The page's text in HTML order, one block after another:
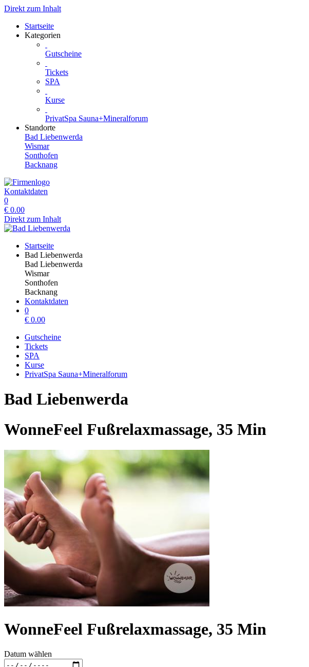
Direkt zum Inhalt
Startseite
Kategorien
Gutscheine
Tickets
SPA
Kurse
PrivatSpa Sauna+Mineralforum
Standorte
Bad Liebenwerda
Wismar
Sonthofen
Backnang
Kontaktdaten
0
€ 0.00
Direkt zum Inhalt
Startseite
Bad Liebenwerda
Bad Liebenwerda
Wismar
Sonthofen
Backnang
Kontaktdaten
0
€ 0.00
Gutscheine
Tickets
SPA
Kurse
PrivatSpa Sauna+Mineralforum
Bad Liebenwerda
WonneFeel Fußrelaxmassage, 35 Min
WonneFeel Fußrelaxmassage, 35 Min
Datum wählen